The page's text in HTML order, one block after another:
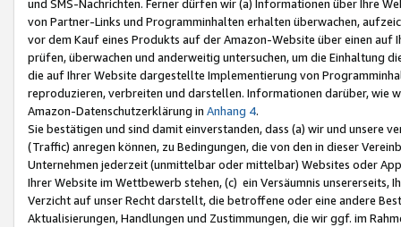
und SMS-Nachrichten. Ferner dürfen wir (a) Informationen über Ihre
von Partner-Links und Programminhalten erhalten überwachen,
vor dem Kauf eines Produkts auf der Amazon-Website über einen
prüfen, überwachen und anderweitig untersuchen, um die Einhaltung
die auf Ihrer Website dargestellte Implementierung von
reproduzieren, verbreiten und darstellen. Informationen darüber, wie
Amazon-Datenschutzerklärung in Anhang 4.
Sie bestätigen und sind damit einverstanden, dass (a) wir und
(Traffic) anregen können, zu Bedingungen, die von den in dieser
Unternehmen jederzeit (unmittelbar oder mittelbar) Websites oder
Ihrer Website im Wettbewerb stehen, (c) ein Versäumnis unsererseits,
Verzicht auf unser Recht darstellt, die betroffene oder eine andere
Aktualisierungen, Handlungen und Zustimmungen, die wir ggf. im